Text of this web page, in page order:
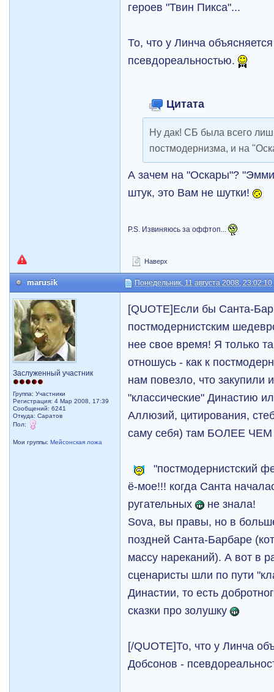
героев "Твин Пикса"...
То, что у Линча
псевдореальностью.
Цитата
Ну дак! СБ была всего
постмодернизма, и на
А зачем на "Оскары"?
штук, это Вам не шутки!
P.S. Извиняюсь за оффтоп...
Наверх
marusik Понедельник, 11 августа 2008, 23:02:10
Заслуженный участник
Группа: Участники
Регистрация: 4 Мар 2008, 17:39
Сообщений: 6241
Откуда: Саратов
Пол:
Мои группы:Мейсонская ложа
[QUOTE]Если бы Санта-
постмодернистским
нее свое время! Я только
отношусь - как к
нам повезло, что закупили
"классические" Династию
Аллюзий, цитирования,
саму себя) там БОЛЕЕ
"постмодернистский
ё-мое!!! когда Санта
ругательных
не знала!
Sova, вы правы, но в
поздней Санта-Барбаре
массу нареканий). А вот в
сценаристы шли по пути
Династии, то есть
сказки про золушку
[/QUOTE]То, что у Линча
Добсонов -